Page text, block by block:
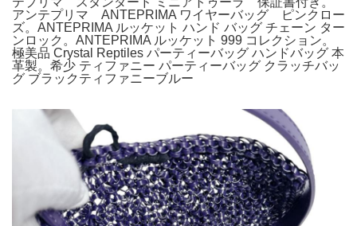
アンテプリマ ANTEPRIMA ワイヤーバッグ ピンクロー
ズ。ANTEPRIMA ルッケット ハンド バッグ チェーン ター
ンロック。ANTEPRIMA ルッケット 999 コレクション。
極美品 Crystal Reptiles パーティーバッグ ハンドバッグ 本
革製。希少 ティファニー パーティーバッグ クラッチバッ
グ ブラックティファニーブルー